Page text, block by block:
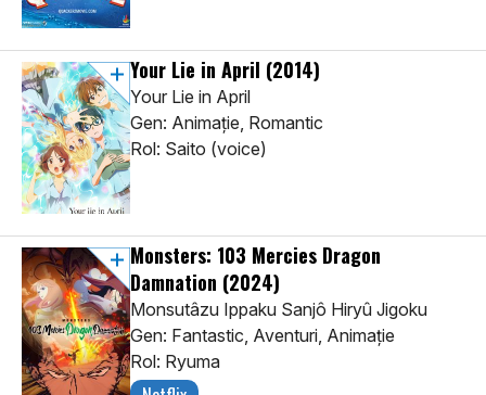
Your Lie in April (2014)
Your Lie in April
Gen: Animaţie, Romantic
Rol: Saito (voice)
Monsters: 103 Mercies Dragon
Damnation (2024)
Monsutâzu Ippaku Sanjô Hiryû Jigoku
Gen: Fantastic, Aventuri, Animaţie
Rol: Ryuma